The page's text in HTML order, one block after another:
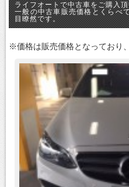
ライフオートで中古車をご購入
一般の中古車販売価格とくらべ
目瞭然です。
※価格は販売価格となっており